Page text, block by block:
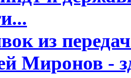
из
Миронов -